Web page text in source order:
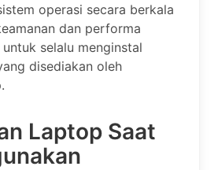
operasi secara berkala
dan performa
selalu menginstal
disediakan oleh
Laptop Saat